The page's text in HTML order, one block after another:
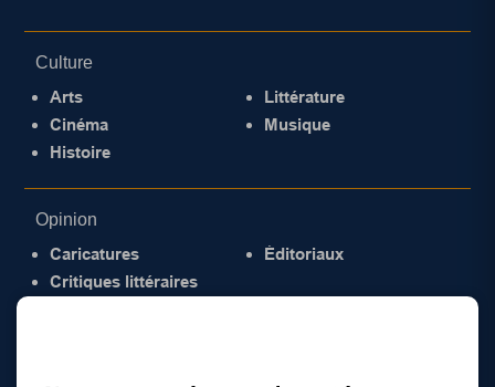
Culture
Arts
Cinéma
Histoire
Littérature
Musique
Opinion
Caricatures
Critiques littéraires
Éditoriaux